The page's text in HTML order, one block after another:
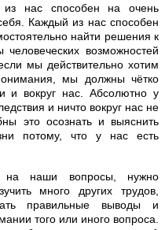
из нас способен на очень
Каждый из нас способен
найти решения к
возможностей
мы действительно хотим
мы должны чётко
и вокруг нас. Абсолютно у
и ничто вокруг нас не
это осознать и выяснить
потому, что у нас есть
на наши вопросы, нужно
много других трудов,
правильные выводы и
того или иного вопроса.